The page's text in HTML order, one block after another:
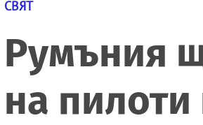
СВЯТ
Румъния
на